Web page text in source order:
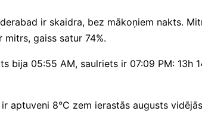
ir skaidra, bez mākoņiem nakts.
gaiss satur 74%.
bija 05:55 AM, saulriets ir 07:09 PM: 13h
aptuveni 8°C zem ierastās augusts vidējās